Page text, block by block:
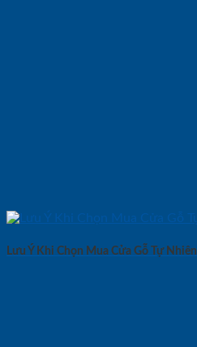
Lưu Ý Khi Chọn Mua Cửa Gỗ Tự Nhiên